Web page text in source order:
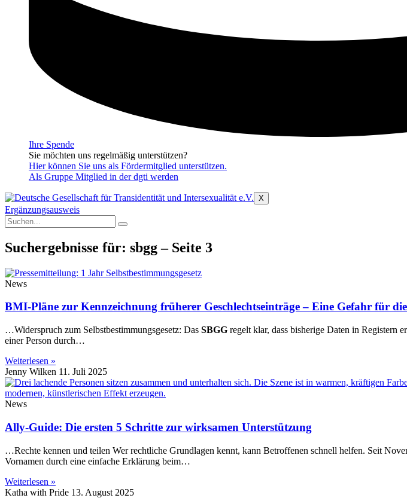
Ihre Spende
Sie möchten uns regelmäßig unterstützen?
Hier können Sie uns als Fördermitglied unterstützen.
Als Gruppe Mitglied in der dgti werden
X
Ergänzungsausweis
Suchergebnisse für: sbgg – Seite 3
News
BMI-Pläne zur Kennzeichnung früherer Geschlechtseinträge – Eine Gefahr für
…Widerspruch zum Selbstbestimmungsgesetz: Das SBGG regelt klar, dass bisherige Daten in Registern
einer Person durch…
Weiterlesen »
Jenny Wilken 11. Juli 2025
News
Ally-Guide: Die ersten 5 Schritte zur wirksamen Unterstützung
…Rechte kennen und teilen Wer rechtliche Grundlagen kennt, kann Betroffenen schnell helfen. Seit
Vornamen durch eine einfache Erklärung beim…
Weiterlesen »
Katha with Pride 13. August 2025